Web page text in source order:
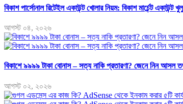
বিকাশ পার্সোনাল রিটেইল একাউন্ট খোলার নিয়ম: বিকাশ মার্চেন্ট একাউন্ট
আগস্ট ০৪, ২০২৬
বিকাশে ৯৯৯৯ টাকা বোনাস – সত্য নাকি প্রতারণা? জেনে নিন আসল
আগস্ট ০২, ২০২৬